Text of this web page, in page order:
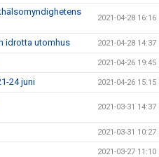
2021-04-28 16:16
idrotta utomhus 2021-04-28 14:37
2021-04-26 19:45
24 juni 2021-04-26 15:15
2021-03-31 14:37
2021-03-31 10:27
2021-03-27 11:10